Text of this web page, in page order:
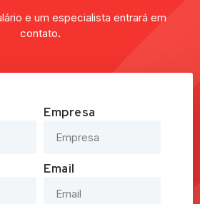
e um especialista entrará em
contato.
Empresa
Email